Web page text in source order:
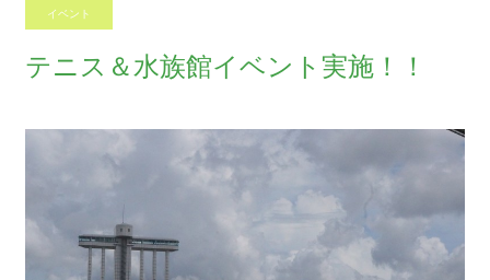
イベント
テニス＆水族館イベント実施！！